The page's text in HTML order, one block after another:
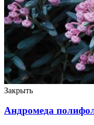
Закрыть
Андромеда